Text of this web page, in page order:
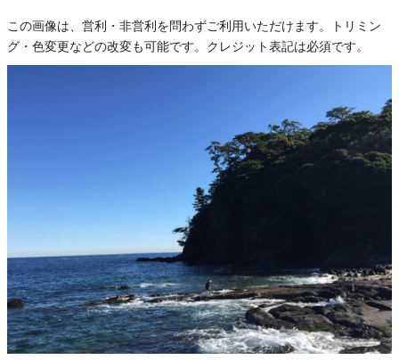
この画像は、営利・非営利を問わずご利用いただけます。トリミン
グ・色変更などの改変も可能です。クレジット表記は必須です。
必須
クレジット表記例
出典：“魚つき保安林③”,CC BY 4.0, via真鶴町オープンデータ図書
館